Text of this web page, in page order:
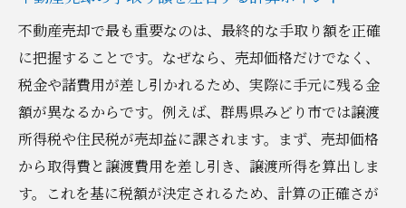
不動産売却で最も重要なのは、最終的な手取り額を正確
に把握することです。なぜなら、売却価格だけでなく、
税金や諸費用が差し引かれるため、実際に手元に残る金
額が異なるからです。例えば、群馬県みどり市では譲渡
所得税や住民税が売却益に課されます。まず、売却価格
から取得費と譲渡費用を差し引き、譲渡所得を算出しま
す。これを基に税額が決定されるため、計算の正確さが